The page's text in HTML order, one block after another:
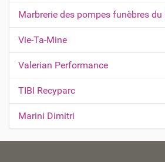
Marbrerie des pompes funèbres du
Vie-Ta-Mine
Valerian Performance
TIBI Recyparc
Marini Dimitri